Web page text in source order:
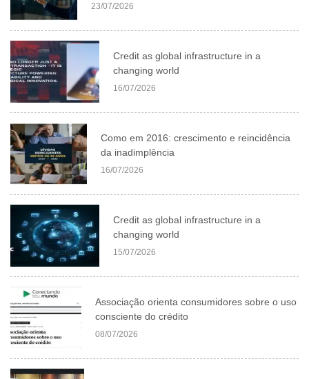
23/07/2026
Credit as global infrastructure in a
changing world
16/07/2026
Como em 2016: crescimento e reincidência
da inadimplência
16/07/2026
Credit as global infrastructure in a
changing world
15/07/2026
Associação orienta consumidores sobre o uso
consciente do crédito
08/07/2026